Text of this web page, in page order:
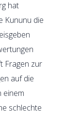
hat
Kununu die
Fragen zur
auf die
einem
schlechte